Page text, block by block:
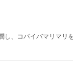
、コパイバマリマリ